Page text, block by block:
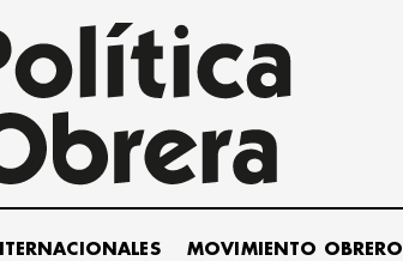
MOVIMIENTO OBRERO